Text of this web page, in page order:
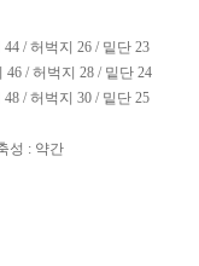
/ 허벅지 26 / 밑단 23
46 / 허벅지 28 / 밑단 24
/ 허벅지 30 / 밑단 25
성 : 약간